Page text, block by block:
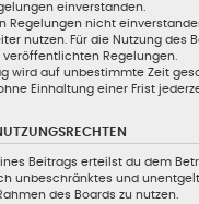
einverstanden.
Regelungen nicht
nutzen. Für die Nutzung des
veröffentlichten Regelungen.
wird auf unbestimmte Zeit
Einhaltung einer Frist
Beitrags erteilst du dem
unbeschränktes und
des Boards zu nutzen.